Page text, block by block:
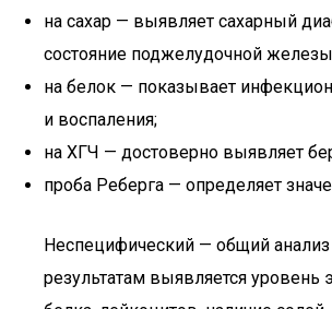
на сахар — выявляет сахарный
состояние поджелудочной
на белок — показывает
и воспаления;
на ХГЧ — достоверно выявляет
проба Реберга — определяет
Неспецифический — общий
результатам выявляется уровень